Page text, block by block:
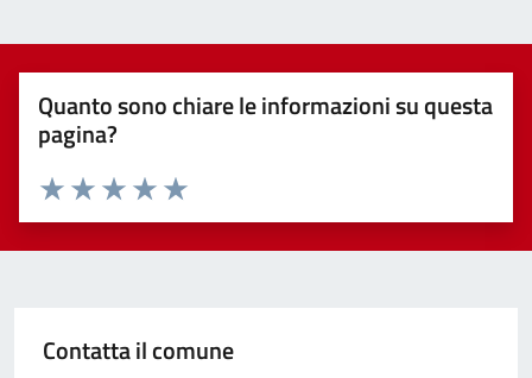
Quanto sono chiare le informazioni su questa
pagina?
Valuta 5 stelle su 5
Valuta 4 stelle su 5
Valuta 3 stelle su 5
Valuta 2 stelle su 5
Valuta 1 stelle su 5
Contatta il comune